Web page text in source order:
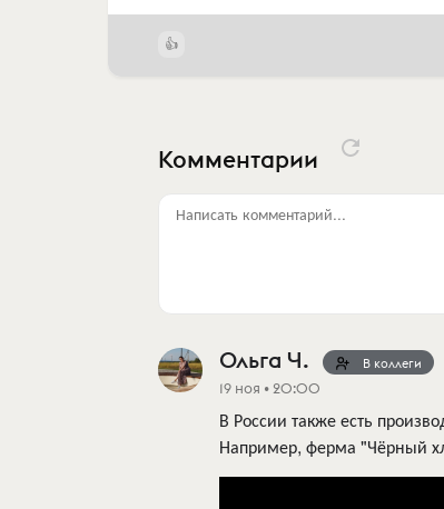
Комментарии
Написать комментарий...
Ольга Ч. В коллеги
19 ноя • 20:00
В России также есть
Например, ферма "Чёрный